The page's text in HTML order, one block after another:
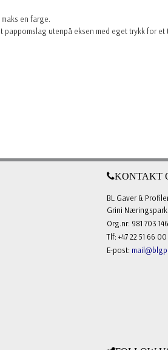
en farge.
pappomslag utenpå eksen med eget trykk for
KONTAKT
BL Gaver &
Grini Næringspark
Org.nr: 981 703 146
Tlf: +47 22 51 66 00
E-post: